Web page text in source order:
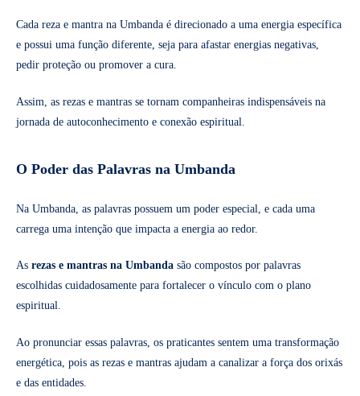
Cada reza e mantra na Umbanda é direcionado a uma energia específica
e possui uma função diferente, seja para afastar energias negativas,
pedir proteção ou promover a cura.
Assim, as rezas e mantras se tornam companheiras indispensáveis na
jornada de autoconhecimento e conexão espiritual.
O Poder das Palavras na Umbanda
Na Umbanda, as palavras possuem um poder especial, e cada uma
carrega uma intenção que impacta a energia ao redor.
As rezas e mantras na Umbanda são compostos por palavras
escolhidas cuidadosamente para fortalecer o vínculo com o plano
espiritual.
Ao pronunciar essas palavras, os praticantes sentem uma transformação
energética, pois as rezas e mantras ajudam a canalizar a força dos orixás
e das entidades.